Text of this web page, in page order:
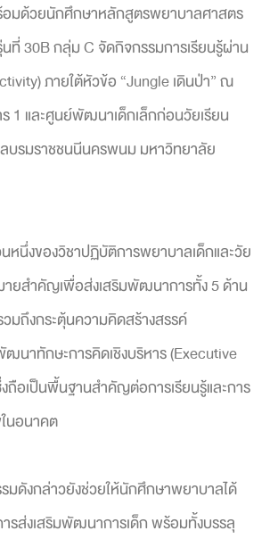
อมด้วยนักศึกษาหลักสูตรพยาบาลศาสตร
30B กลุ่ม C จัดกิจกรรมการเรียนรู้ผ่าน
ภายใต้หัวข้อ “Jungle เดินป่า” ณ
1 และศูนย์พัฒนาเด็กเล็กก่อนวัยเรียน
บรมราชชนนีนครพนม มหาวิทยาลัย
หนึ่งของวิชาปฏิบัติการพยาบาลเด็กและวัย
ายสำคัญเพื่อส่งเสริมพัฒนาการทั้ง 5 ด้าน
มถึงกระตุ้นความคิดสร้างสรรค์
นาทักษะการคิดเชิงบริหาร (Executive
ถือเป็นพื้นฐานสำคัญต่อการเรียนรู้และการ
อนาคต
มดังกล่าวยังช่วยให้นักศึกษาพยาบาลได้
รส่งเสริมพัฒนาการเด็ก พร้อมทั้งบรรลุ